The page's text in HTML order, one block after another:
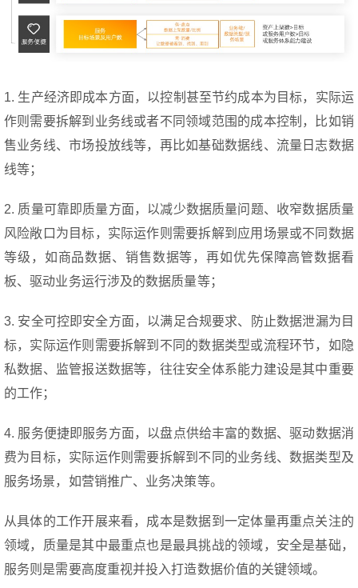
1. 生产经济即成本方面，以控制甚至节约成本为目标，实际运
作则需要拆解到业务线或者不同领域范围的成本控制，比如销
售业务线、市场投放线等，再比如基础数据线、流量日志数据
线等；
2. 质量可靠即质量方面，以减少数据质量问题、收窄数据质量
风险敞口为目标，实际运作则需要拆解到应用场景或不同数据
等级，如商品数据、销售数据等，再如优先保障高管数据看
板、驱动业务运行涉及的数据质量等；
3. 安全可控即安全方面，以满足合规要求、防止数据泄漏为目
标，实际运作则需要拆解到不同的数据类型或流程环节，如隐
私数据、监管报送数据等，往往安全体系能力建设是其中重要
的工作；
4. 服务便捷即服务方面，以盘点供给丰富的数据、驱动数据消
费为目标，实际运作则需要拆解到不同的业务线、数据类型及
服务场景，如营销推广、业务决策等。
从具体的工作开展来看，成本是数据到一定体量再重点关注的
领域，质量是其中最重点也是最具挑战的领域，安全是基础，
服务则是需要高度重视并投入打造数据价值的关键领域。